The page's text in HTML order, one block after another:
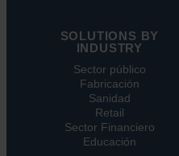
Orchestrate
Descubrimiento
Discovery
Soporte
remoto:
SOLUTIONS BY
INDUSTRY
Sector público
Fabricación
Sanidad
Retail
Sector Financiero
Educación